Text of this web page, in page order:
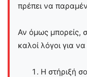
πρέπει να
Αν όμως μπορείς,
καλοί λόγοι για
Η στήριξή